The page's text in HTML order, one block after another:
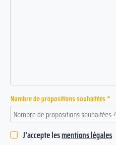
Nombre de propositions souhaitées *
Nombre de propositions souhaitées ?
J’accepte lesmentions légales